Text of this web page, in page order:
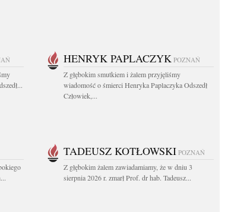
HENRYK PAPLACZYK POZNAŃ
Z głębokim smutkiem i żalem przyjęliśmy
wiadomość o śmierci Henryka Paplaczyka Odszedł
Człowiek,...
TADEUSZ KOTŁOWSKI POZNAŃ
Z głębokim żalem zawiadamiamy, że w dniu 3
sierpnia 2026 r. zmarł Prof. dr hab. Tadeusz...